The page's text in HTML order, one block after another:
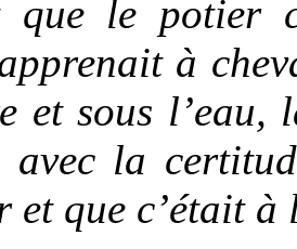
que le potier
à
et sous
avec la
que c’était à